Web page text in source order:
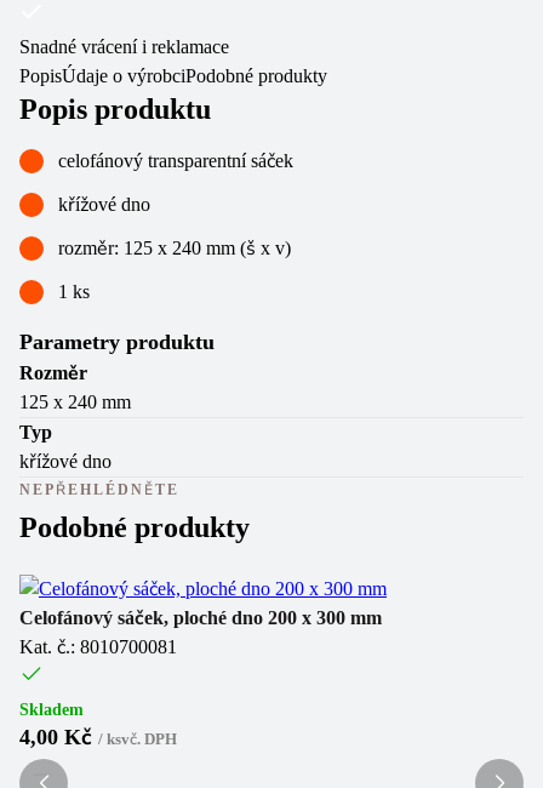
Snadné vrácení i reklamace
PopisÚdaje o výrobciPodobné produkty
Popis produktu
celofánový transparentní sáček
křížové dno
rozměr: 125 x 240 mm (š x v)
1 ks
Parametry produktu
Rozměr
125 x 240 mm
Typ
křížové dno
NEPŘEHLÉDNĚTE
Podobné produkty
Celofánový sáček, ploché dno 200 x 300 mm
Kat. č.: 8010700081
Skladem
4,00 Kč / ksvč. DPH